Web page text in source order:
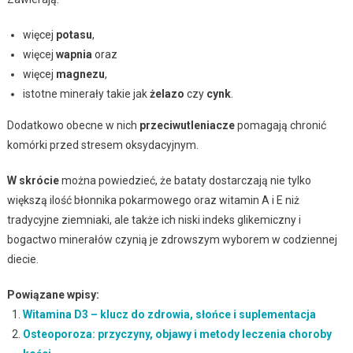
więcej potasu,
więcej wapnia oraz
więcej magnezu,
istotne minerały takie jakżelazo czy cynk.
Dodatkowo obecne w nich przeciwutleniaczepomagają chronić
komórki przed stresem oksydacyjnym.
W skróciemożna powiedzieć, że bataty dostarczają nie tylko
większą ilość błonnika pokarmowego oraz witamin A i E niż
tradycyjne ziemniaki, ale także ich niski indeks glikemiczny i
bogactwo minerałów czynią je zdrowszym wyborem w codziennej
diecie.
Powiązane wpisy:
Witamina D3 – klucz do zdrowia, słońce i suplementacja
Osteoporoza: przyczyny, objawy i metody leczenia choroby